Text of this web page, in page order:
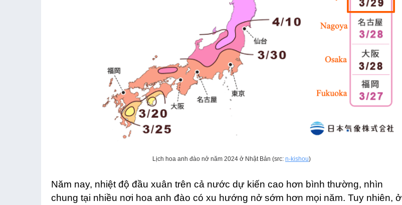
Lịch hoa anh đào nở năm 2024 ở Nhật Bản (src: n-kishou)
Năm nay, nhiệt độ đầu xuân trên cả nước dự kiến ​​cao hơn bình thường, nhìn
chung tại nhiều nơi hoa anh đào có xu hướng nở sớm hơn mọi năm. Tuy nhiên, ở